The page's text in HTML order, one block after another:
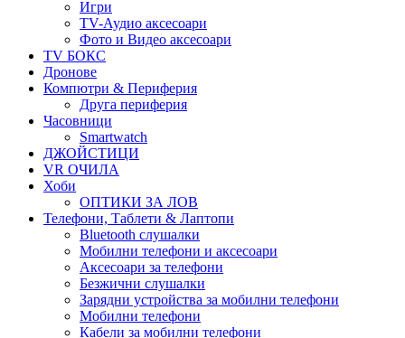
Игри
TV-Аудио аксесоари
Фото и Видео аксесоари
TV БОКС
Дронове
Компютри & Периферия
Друга периферия
Часовници
Smartwatch
ДЖОЙСТИЦИ
VR ОЧИЛА
Хоби
ОПТИКИ ЗА ЛОВ
Телефони, Таблети & Лаптопи
Bluetooth слушалки
Мобилни телефони и аксесоари
Аксесоари за телефони
Безжични слушалки
Зарядни устройства за мобилни телефони
Мобилни телефони
Кабели за мобилни телефони